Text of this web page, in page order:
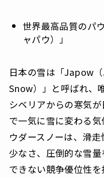
世界最高品質のパ
ャパウ）」
日本の雪は「Japow
Snow）」と呼ばれ、
シベリアからの寒気
で一気に雪に変わる
ウダースノーは、滑
少なさ、圧倒的な雪
できない競争優位性を